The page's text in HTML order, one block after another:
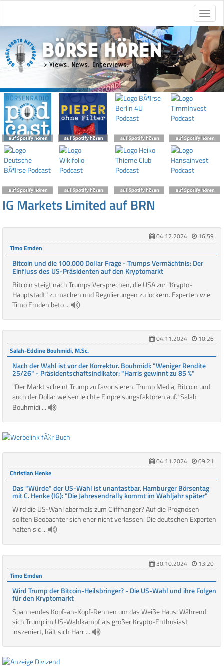
IG Markets Limited auf BRN
04.12.2024
16:59
Timo Emden
Bitcoin und die 100.000 Dollar Frage - Trumps Vermächtnis: Der
Einfluss des US-Präsidenten auf den Kryptomarkt
Bitcoin steigt nach Trumps Versprechen, die USA zur "Krypto-
Hauptstadt" zu machen und Regulierungen zu lockern. Experten wie
Timo Emden beto ...
04.11.2024
10:26
Salah-Eddine Bouhmidi, M.Sc.
Nach der Wahl ist vor der Korrektur. Bouhmidi: "Weniger Rendite
25/26" - Präsidentschaftsindikator: "Harris gewinnt zu 85 %"
"Der Markt scheint Trump zu favorisieren. Trump Media, Bitcoin und
auch der Dollar weisen leichte Einpreisungsfaktoren auf." Salah
Bouhmidi ...
04.11.2024
09:21
Christian Henke
Das "Würde" der US-Wahl ist unantastbar. Hamburger Börsentag
mit C. Henke (IG): "Die Jahresendrally kommt im Wahljahr später"
Wird die US-Wahl abermals zum Cliffhanger? Auf die Prognosen
sollten Beobachter sich eher nicht verlassen. Die deutschen Experten
halten sic ...
30.10.2024
13:20
Timo Emden
Wird Trump der Bitcoin-Heilsbringer? - Die US-Wahl und ihre Folgen
für den Kryptomarkt
Spannendes Kopf-an-Kopf-Rennen um das Weiße Haus: Während
sich Trump im US-Wahlkampf als großer Krypto-Enthusiast
inszeniert, hält sich Harr ...